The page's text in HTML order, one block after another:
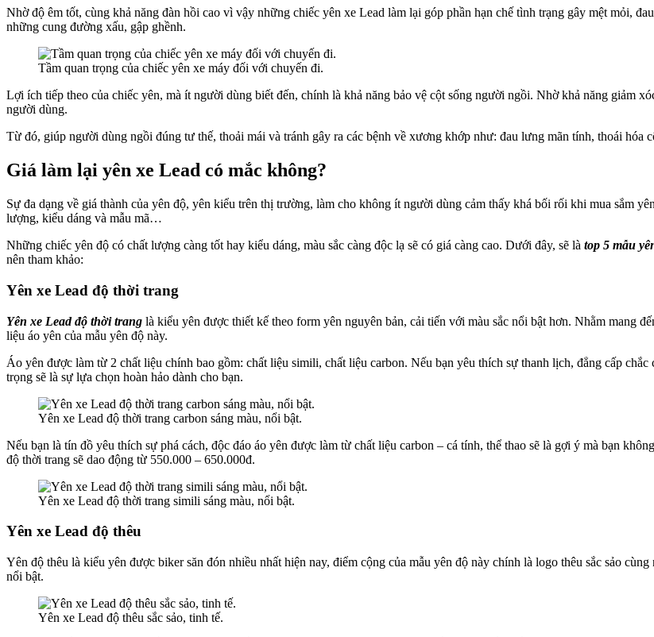
Nhờ độ êm tốt, cùng khả năng đàn hồi cao vì vậy những chiếc yên xe Lead làm lại góp phần hạn chế tình trạng gây mệt mỏi,
những cung đường xấu, gập ghềnh.
Tầm quan trọng của chiếc yên xe máy đối với chuyến đi.
Lợi ích tiếp theo của chiếc yên, mà ít người dùng biết đến, chính là khả năng bảo vệ cột sống người ngồi. Nhờ khả năng giảm
người dùng.
Từ đó, giúp người dùng ngồi đúng tư thế, thoải mái và tránh gây ra các bệnh về xương khớp như: đau lưng mãn tính, thoái hóa
Giá làm lại yên xe Lead có mắc không?
Sự đa dạng về giá thành của yên độ, yên kiểu trên thị trường, làm cho không ít người dùng cảm thấy khá bối rối khi mua sắm
lượng, kiểu dáng và mẫu mã…
Những chiếc yên độ có chất lượng càng tốt hay kiểu dáng, màu sắc càng độc lạ sẽ có giá càng cao. Dưới đây, sẽ là top 5 mẫu
nên tham khảo:
Yên xe Lead độ thời trang
Yên xe Lead độ thời trang là kiểu yên được thiết kế theo form yên nguyên bản, cải tiến với màu sắc nổi bật hơn. Nhằm mang
liệu áo yên của mẫu yên độ này.
Áo yên được làm từ 2 chất liệu chính bao gồm: chất liệu simili, chất liệu carbon. Nếu bạn yêu thích sự thanh lịch, đẳng cấp
trọng sẽ là sự lựa chọn hoàn hảo dành cho bạn.
Yên xe Lead độ thời trang carbon sáng màu, nổi bật.
Nếu bạn là tín đồ yêu thích sự phá cách, độc đáo áo yên được làm từ chất liệu carbon – cá tính, thể thao sẽ là gợi ý mà bạn
độ thời trang sẽ dao động từ 550.000 – 650.000đ.
Yên xe Lead độ thời trang simili sáng màu, nổi bật.
Yên xe Lead độ thêu
Yên độ thêu là kiểu yên được biker săn đón nhiều nhất hiện nay, điểm cộng của mẫu yên độ này chính là logo thêu sắc sảo
nổi bật.
Yên xe Lead độ thêu sắc sảo, tinh tế.